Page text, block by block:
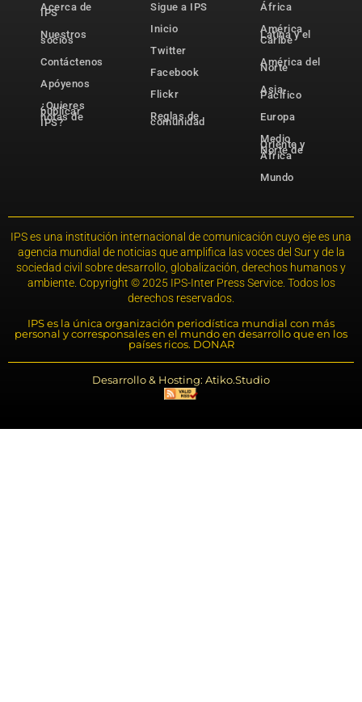
Acerca de
IPS
Nuestros
socios
Contáctenos
Apóyenos
¿Quieres
publicar
notas de
IPS?
Sigue a IPS
Inicio
Twitter
Facebook
Flickr
Reglas de
comunidad
África
América
Latina y el
Caribe
América del
Norte
Asia-
Pacífico
Europa
Medio
Oriente y
Norte de
África
Mundo
IPS es una institución internacional de comunicación cuyo eje es una
agencia mundial de noticias que amplifica las voces del Sur y de la
sociedad civil sobre desarrollo, globalización, derechos humanos y
ambiente. Copyright © 2025 IPS-Inter Press Service. Todos los
derechos reservados.
IPS es la única organización periodística mundial con más
personal y corresponsales en el mundo en desarrollo que en los
países ricos. DONAR
Desarrollo & Hosting: Atiko.Studio